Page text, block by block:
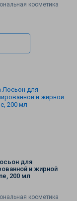
косметика
для
и жирной
200 мл
косметика